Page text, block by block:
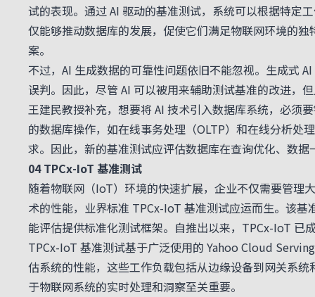
试的表现。通过 AI 驱动的基准测试，系统可以根据特定
仅能够推动数据库的发展，促使它们满足物联网环境的
案。
不过，AI 生成数据的可靠性问题依旧不能忽视。生成式
误判。因此，尽管 AI 可以被用来辅助测试基准的改进，
王建民教授补充，想要将 AI 技术引入数据库系统，必须
的数据库操作，如在线事务处理（OLTP）和在线分析处
求。因此，新的基准测试应评估数据库在查询优化、数
04 TPCx-IoT 基准测试
随着物联网（IoT）环境的快速扩展，企业不仅需要管理
术的性能，业界标准 TPCx-IoT 基准测试应运而生。该
能评估提供标准化测试框架。自推出以来，TPCx-IoT 已
TPCx-IoT 基准测试基于广泛使用的 Yahoo Cloud
估系统的性能，这些工作负载包括从边缘设备到网关系
于物联网系统的实时处理和洞察至关重要。